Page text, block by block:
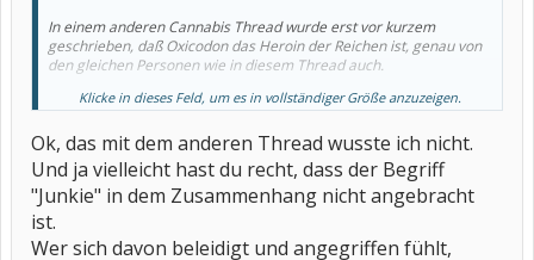
In einem anderen Cannabis Thread wurde erst vor kurzem
geschrieben, daß Oxicodon das Heroin der Reichen ist, genau von
den gleichen Personen wie in diesem Thread auch.
Es gibt nunmal Personen die auf BTM-pflichtige Medis angewiesen
mit Sicherheit bei allen einen Grund dafür gibt, daß sie die Medis
verschrieben bekommen.
Klicke in dieses Feld, um es in vollständiger Größe anzuzeigen.
Ok, das mit dem anderen Thread wusste ich nicht.
Und ja vielleicht hast du recht, dass der Begriff
"Junkie" in dem Zusammenhang nicht angebracht
ist.
Wer sich davon beleidigt und angegriffen fühlt,